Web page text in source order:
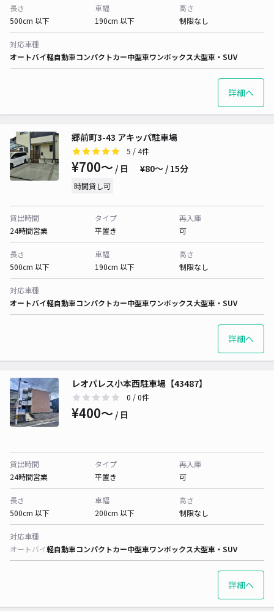
長さ
500cm 以下
車幅
190cm 以下
高さ
制限なし
対応車種
オートバイ軽自動車コンパクトカー中型車ワンボックス大型車・SUV
詳細へ
郷前町3-43 アキッパ駐車場
5 / 4件
¥700〜 / 日 ¥80〜 / 15分
時間貸し可
貸出時間
24時間営業
タイプ
平置き
再入庫
可
長さ
500cm 以下
車幅
190cm 以下
高さ
制限なし
対応車種
オートバイ軽自動車コンパクトカー中型車ワンボックス大型車・SUV
詳細へ
レオパレス小本西駐車場【43487】
0 / 0件
¥400〜 / 日
貸出時間
24時間営業
タイプ
平置き
再入庫
可
長さ
500cm 以下
車幅
200cm 以下
高さ
制限なし
対応車種
オートバイ軽自動車コンパクトカー中型車ワンボックス大型車・SUV
詳細へ